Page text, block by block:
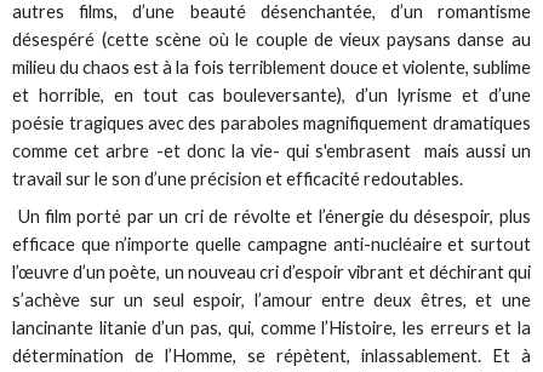
autres films, d’une beauté désenchantée, d’un romantisme
désespéré (cette scène où le couple de vieux paysans danse au
milieu du chaos est à la fois terriblement douce et violente, sublime
et horrible, en tout cas bouleversante), d’un lyrisme et d’une
poésie tragiques avec des paraboles magnifiquement dramatiques
comme cet arbre -et donc la vie- qui s'embrasent mais aussi un
travail sur le son d’une précision et efficacité redoutables.
Un film porté par un cri de révolte et l’énergie du désespoir, plus
efficace que n’importe quelle campagne anti-nucléaire et surtout
l’œuvre d’un poète, un nouveau cri d’espoir vibrant et déchirant qui
s’achève sur un seul espoir, l’amour entre deux êtres, et une
lancinante litanie d’un pas, qui, comme l’Histoire, les erreurs et la
détermination de l’Homme, se répètent, inlassablement. Et à